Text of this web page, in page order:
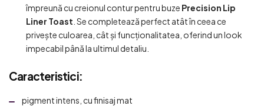
împreună cu creionul contur pentru buze Precision Lip
Liner Toast . Se completează perfect atât în ceea ce
privește culoarea, cât și funcționalitatea, oferind un look
impecabil până la ultimul detaliu.
Caracteristici:
pigment intens, cu finisaj mat